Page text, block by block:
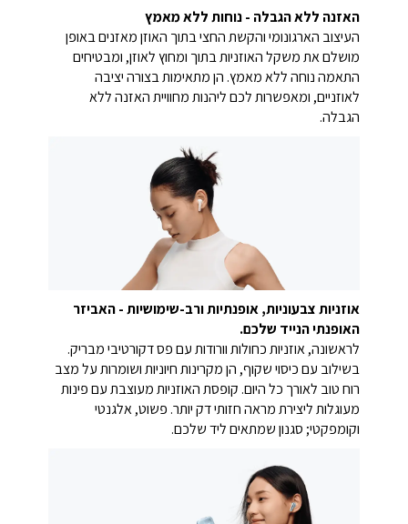
האזנה ללא הגבלה - נוחות ללא מאמץ
העיצוב הארגונומי והקשת החצי בתוך האוזן מאזנים באופן
מושלם את משקל האוזניות בתוך ומחוץ לאוזן, ומבטיחים
התאמה נוחה ללא מאמץ. הן מתאימות בצורה יציבה
לאוזניים, ומאפשרות לכם ליהנות מחוויית האזנה ללא
הגבלה.
אוזניות צבעוניות, אופנתיות ורב-שימושיות - האביזר
האופנתי הנייד שלכם.
לראשונה, אוזניות כחולות וורודות עם פס דקורטיבי מבריק.
בשילוב עם כיסוי שקוף, הן מקרינות חיוניות ושומרות על מצב
רוח טוב לאורך כל היום. קופסת האוזניות מעוצבת עם פינות
מעוגלות ליצירת מראה חזותי דק יותר. פשוט, אלגנטי
וקומפקטי; סגנון שמתאים ליד שלכם.